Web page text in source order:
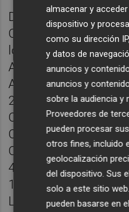
De las 10.877
Covid-19 en el último
localizado en Madrid
Asimismo, 360 han
Andalucía, 314 en
249 en Baleares, 197
Cantabria, 105 en
Castilla y León, 29
Comunidad
437 en Galicia, 35 en
147 en Navarra, 361
La Rioja.
almacenar y
dispositivo y
como su dirección
y datos de
anuncios y
anuncios y
sobre la audiencia y
Proveedores de
pueden procesar
otros fines, incluido
geolocalización
del dispositivo. Sus
solo a este sitio
pueden basarse en